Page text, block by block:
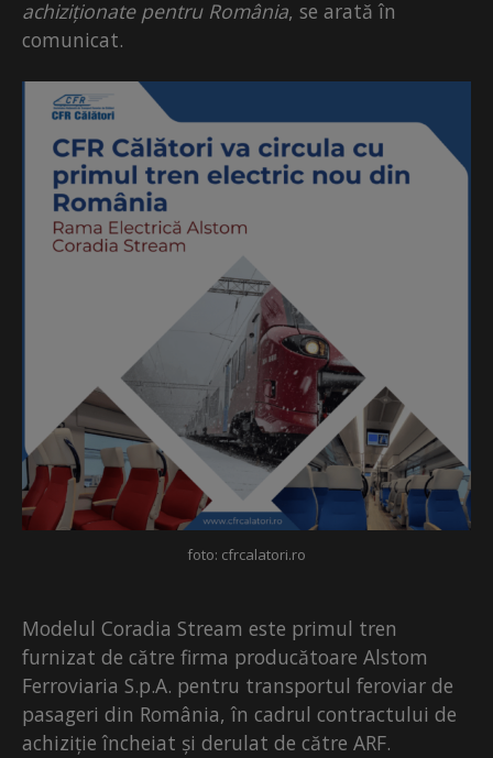
achiziționate pentru România, se arată în
comunicat.
foto: cfrcalatori.ro
Modelul Coradia Stream este primul tren
furnizat de către firma producătoare Alstom
Ferroviaria S.p.A. pentru transportul feroviar de
pasageri din România, în cadrul contractului de
achiziție încheiat și derulat de către ARF.